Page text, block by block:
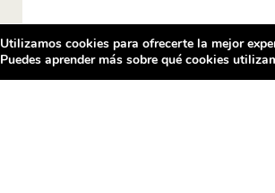
Utilizamos cookies para ofrecerte la mejor
Puedes aprender más sobre qué cookies